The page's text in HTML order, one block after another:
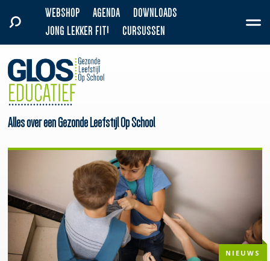
WEBSHOP AGENDA
DOWNLOADS
JONG LEKKER FIT!
CURSUSSEN
Alles over een Gezonde Leefstijl Op School
NIEUWS